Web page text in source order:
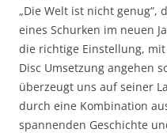
„Die Welt ist nicht genug“,
eines Schurken im neuen
die richtige Einstellung,
Disc Umsetzung angehen
überzeugt uns auf seiner
durch eine Kombination
spannenden Geschichte